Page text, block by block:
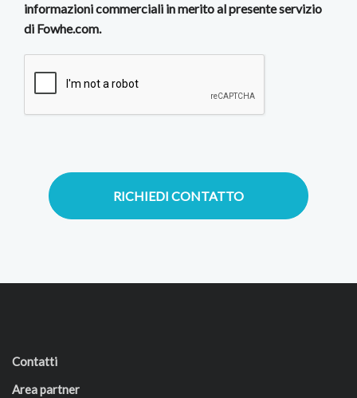
informazioni commerciali in merito al presente servizio
di Fowhe.com.
RICHIEDI CONTATTO
Contatti
Area partner